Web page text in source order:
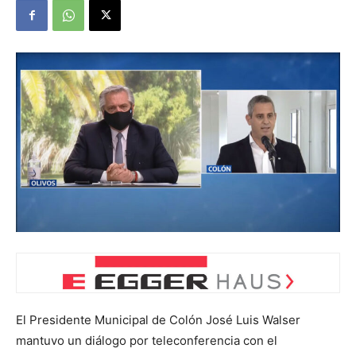
El Presidente Municipal de Colón José Luis Walser
mantuvo un diálogo por teleconferencia con el